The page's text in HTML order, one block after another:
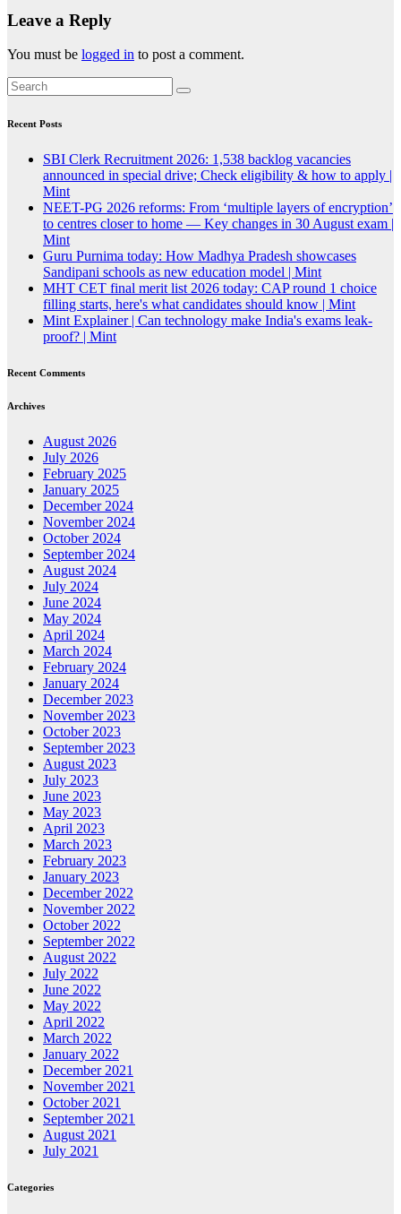
Leave a Reply
You must be logged in to post a comment.
Recent Posts
SBI Clerk Recruitment 2026: 1,538 backlog vacancies
announced in special drive; Check eligibility & how to apply |
Mint
NEET-PG 2026 reforms: From ‘multiple layers of encryption’
to centres closer to home — Key changes in 30 August exam |
Mint
Guru Purnima today: How Madhya Pradesh showcases
Sandipani schools as new education model | Mint
MHT CET final merit list 2026 today: CAP round 1 choice
filling starts, here's what candidates should know | Mint
Mint Explainer | Can technology make India's exams leak-
proof? | Mint
Recent Comments
Archives
August 2026
July 2026
February 2025
January 2025
December 2024
November 2024
October 2024
September 2024
August 2024
July 2024
June 2024
May 2024
April 2024
March 2024
February 2024
January 2024
December 2023
November 2023
October 2023
September 2023
August 2023
July 2023
June 2023
May 2023
April 2023
March 2023
February 2023
January 2023
December 2022
November 2022
October 2022
September 2022
August 2022
July 2022
June 2022
May 2022
April 2022
March 2022
January 2022
December 2021
November 2021
October 2021
September 2021
August 2021
July 2021
Categories